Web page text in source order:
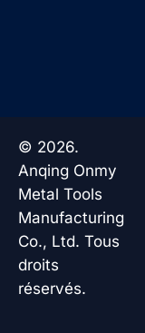
© 2026.
Anqing Onmy
Metal Tools
Manufacturing
Co., Ltd. Tous
droits
réservés.